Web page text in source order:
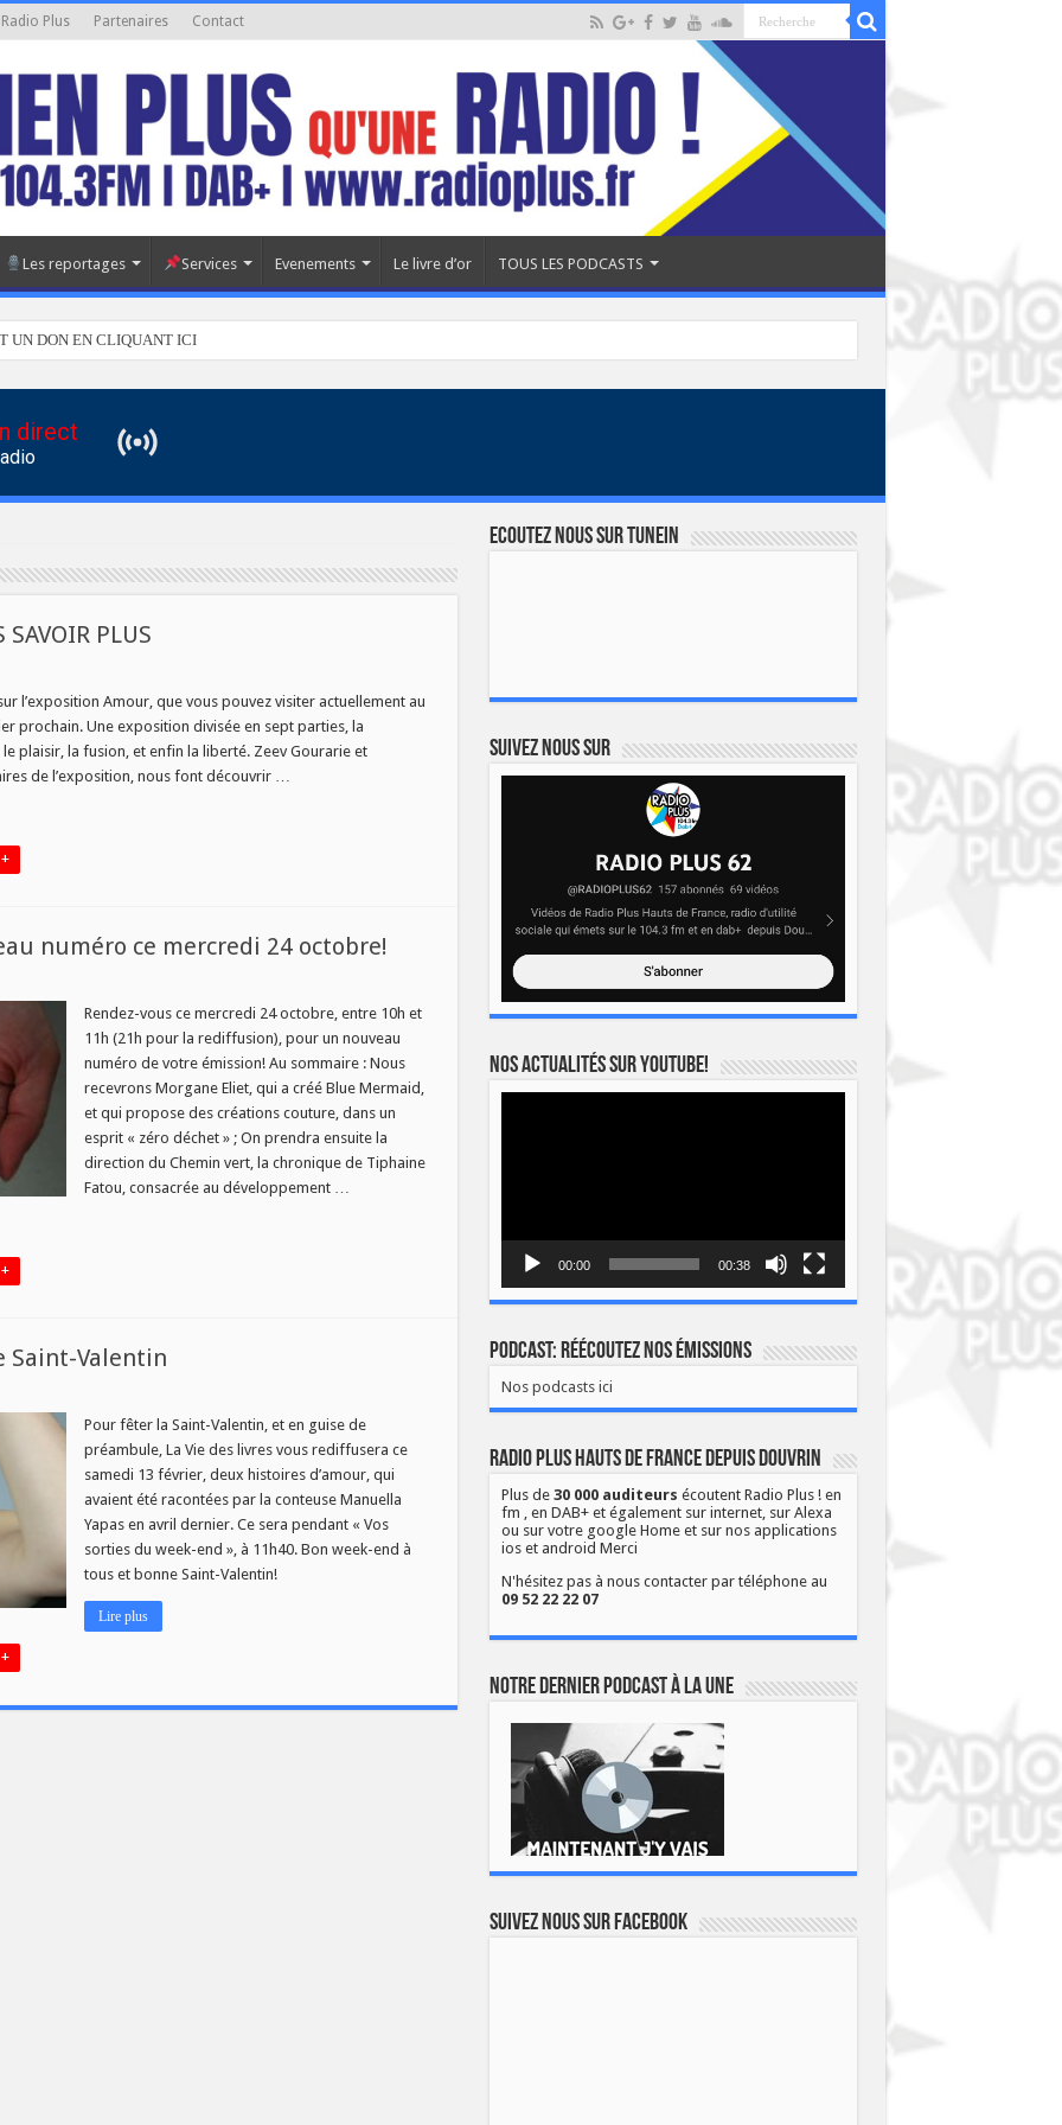
Plus Partenaires Contact
Les reportages Services Evenements Le livre d’or TOUS LES PODCASTS
UN DON EN CLIQUANT ICI
direct
SAVOIR PLUS
l’exposition Amour, que vous pouvez visiter actuellement au
prochain. Une exposition divisée en sept parties, la
plaisir, la fusion, et enfin la liberté. Zeev Gourarie et
de l’exposition, nous font découvrir …
numéro ce mercredi 24 octobre!
Rendez-vous ce mercredi 24 octobre, entre 10h et
11h (21h pour la rediffusion), pour un nouveau
numéro de votre émission! Au sommaire : Nous
recevrons Morgane Eliet, qui a créé Blue Mermaid,
et qui propose des créations couture, dans un
esprit « zéro déchet » ; On prendra ensuite la
direction du Chemin vert, la chronique de Tiphaine
Fatou, consacrée au développement …
Saint-Valentin
Pour fêter la Saint-Valentin, et en guise de
préambule, La Vie des livres vous rediffusera ce
samedi 13 février, deux histoires d’amour, qui
avaient été racontées par la conteuse Manuella
Yapas en avril dernier. Ce sera pendant « Vos
sorties du week-end », à 11h40. Bon week-end à
tous et bonne Saint-Valentin!
Lire plus
Ecoutez nous sur TuneIn
Suivez nous sur
Nos actualités sur YOUTUBE!
00:00 00:38
Podcast: Réécoutez nos émissions
Nos podcasts ici
Radio Plus Hauts de France depuis Douvrin
Plus de 30 000 auditeurs écoutent Radio Plus ! en
fm , en DAB+ et également sur internet, sur Alexa
ou sur votre google Home et sur nos applications
ios et android Merci
N'hésitez pas à nous contacter par téléphone au
09 52 22 22 07
Notre dernier podcast à la une
Suivez nous sur Facebook